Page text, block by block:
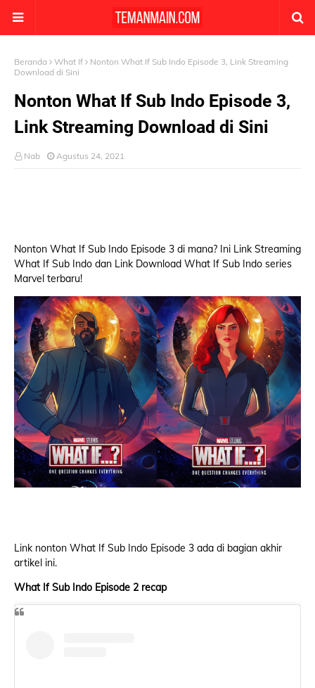
Beranda What If
Nonton What If Sub Indo Episode 3, Link Streaming
Download di Sini
Nonton What If Sub Indo Episode 3,
Link Streaming Download di Sini
Nab Agustus 24, 2021
Nonton What If Sub Indo Episode 3 di mana? Ini Link Streaming
What If Sub Indo dan Link Download What If Sub Indo series
Marvel terbaru!
Link nonton What If Sub Indo Episode 3 ada di bagian akhir
artikel ini.
What If Sub Indo Episode 2 recap